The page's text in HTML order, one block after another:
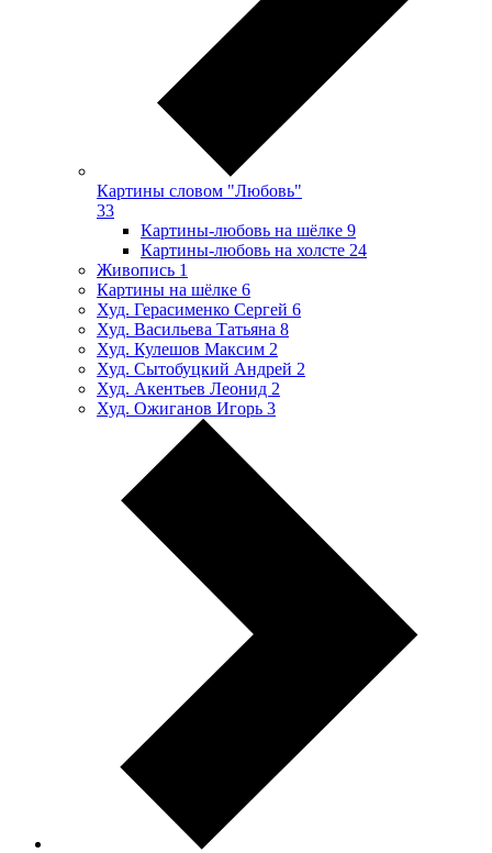
Картины словом "Любовь"
33
Картины-любовь на шёлке 9
Картины-любовь на холсте 24
Живопись 1
Картины на шёлке 6
Худ. Герасименко Сергей 6
Худ. Васильева Татьяна 8
Худ. Кулешов Максим 2
Худ. Сытобуцкий Андрей 2
Худ. Акентьев Леонид 2
Худ. Ожиганов Игорь 3